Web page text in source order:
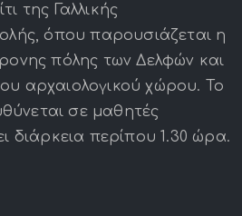
της Γαλλικής
όπου παρουσιάζεται η
πόλης των Δελφών και
αρχαιολογικού χώρου. Το
σε μαθητές
διάρκεια περίπου 1.30 ώρα.